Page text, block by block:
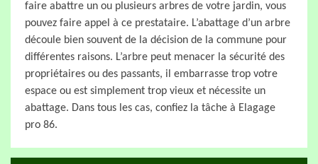
faire abattre un ou plusieurs arbres de votre jardin, vous
pouvez faire appel à ce prestataire. L’abattage d’un arbre
découle bien souvent de la décision de la commune pour
différentes raisons. L’arbre peut menacer la sécurité des
propriétaires ou des passants, il embarrasse trop votre
espace ou est simplement trop vieux et nécessite un
abattage. Dans tous les cas, confiez la tâche à Elagage
pro 86.